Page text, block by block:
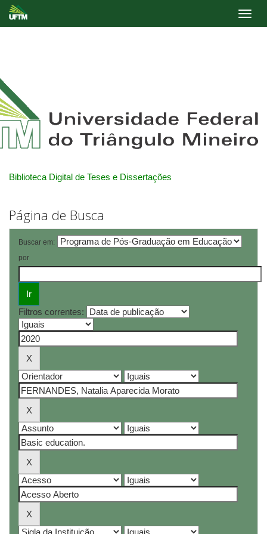
Biblioteca Digital de Teses e Dissertações
Página de Busca
Buscar em:
por
Filtros correntes: